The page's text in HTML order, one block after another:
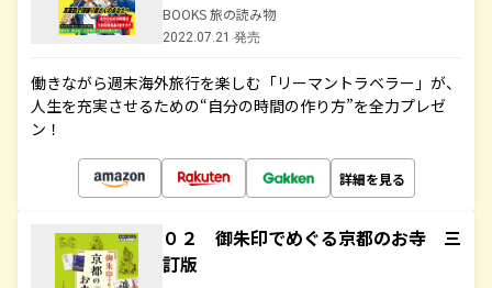
BOOKS 旅の読み物
2022.07.21 発売
働きながら週末海外旅行を楽しむ「リーマントラベラー」が、
人生を充実させるための“自分の時間の作り方”を全力プレゼ
ン！
詳細を見る
０２ 御朱印でめぐる京都のお寺 三
訂版